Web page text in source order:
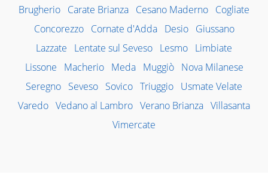
Brugherio Carate Brianza Cesano Maderno Cogliate
Concorezzo
Cornate d'Adda Desio
Giussano
Lazzate
Lentate sul Seveso Lesmo Limbiate
Lissone
Macherio Meda Muggiò
Nova Milanese
Seregno Seveso Sovico Triuggio Usmate Velate
Varedo Vedano al Lambro Verano Brianza Villasanta
Vimercate